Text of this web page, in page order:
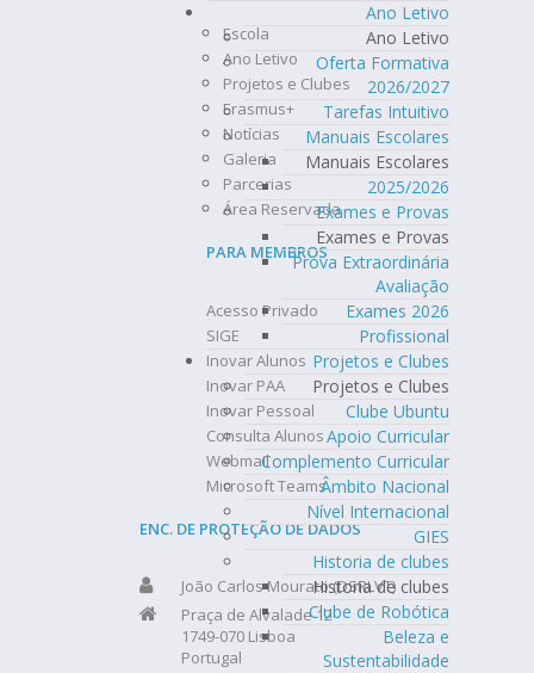
Ano Letivo
Ano Letivo
Oferta Formativa
2026/2027
Tarefas Intuitivo
Manuais Escolares
Manuais Escolares
2025/2026
Exames e Provas
Exames e Provas
Prova Extraordinária
Avaliação
Exames 2026
Profissional
Projetos e Clubes
Projetos e Clubes
Clube Ubuntu
Apoio Curricular
Complemento Curricular
Âmbito Nacional
Nível Internacional
GIES
Historia de clubes
Historia de clubes
Clube de Robótica
Beleza e
Sustentabilidade
Escola
Ano Letivo
Projetos e Clubes
Erasmus+
Notícias
Galeria
Parcerias
Área Reservada
PARA MEMBROS
Acesso Privado
SIGE
Inovar Alunos
Inovar PAA
Inovar Pessoal
Consulta Alunos
Webmail
Microsoft Teams
ENC. DE PROTEÇÃO DE DADOS
João Carlos Mourato (DSRLVT)
Praça de Alvalade 12
1749-070 Lisboa
Portugal